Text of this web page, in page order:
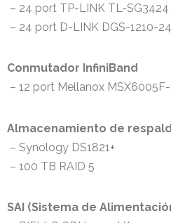
– 24 port TP-LINK TL-SG3424
– 24 port D-LINK DGS-1210-24
Conmutador InfiniBand
– 12 port Mellanox
Almacenamiento de
– Synology DS1821+
– 100 TB RAID 5
SAI (Sistema de